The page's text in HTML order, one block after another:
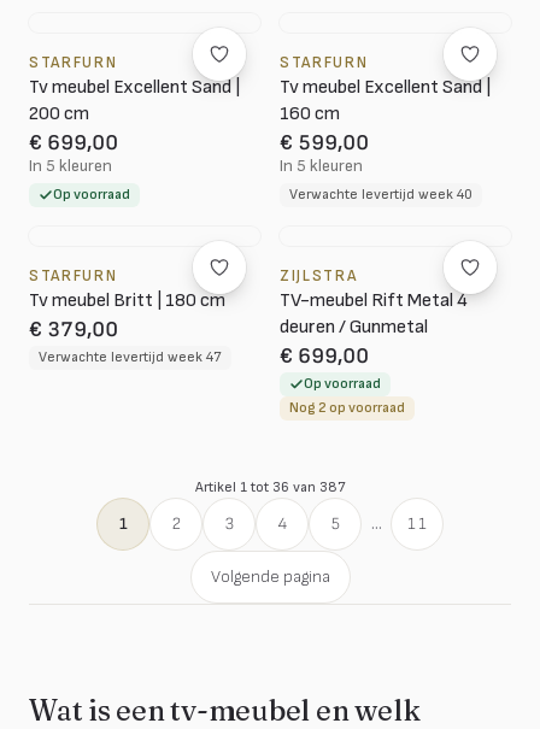
STARFURN
Tv meubel Excellent Sand |
200 cm
€ 699,00
In 5 kleuren
Op voorraad
STARFURN
Tv meubel Excellent Sand |
160 cm
€ 599,00
In 5 kleuren
Verwachte levertijd week 40
STARFURN
Tv meubel Britt | 180 cm
€ 379,00
Verwachte levertijd week 47
ZIJLSTRA
TV-meubel Rift Metal 4
deuren / Gunmetal
€ 699,00
Op voorraad
Nog 2 op voorraad
Artikel 1 tot 36 van 387
1 2 3 4 5 ... 11
Volgende pagina
Wat is een tv-meubel en welk